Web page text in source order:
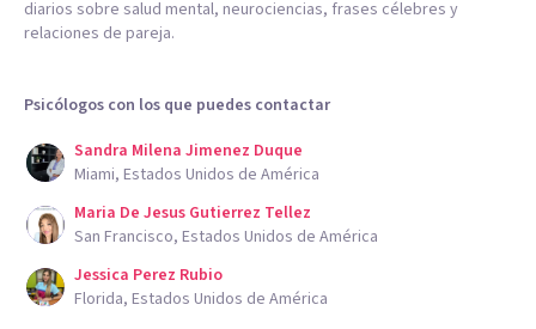
diarios sobre salud mental, neurociencias, frases célebres y
relaciones de pareja.
Psicólogos con los que puedes contactar
Sandra Milena Jimenez Duque
Miami, Estados Unidos de América
Maria De Jesus Gutierrez Tellez
San Francisco, Estados Unidos de América
Jessica Perez Rubio
Florida, Estados Unidos de América